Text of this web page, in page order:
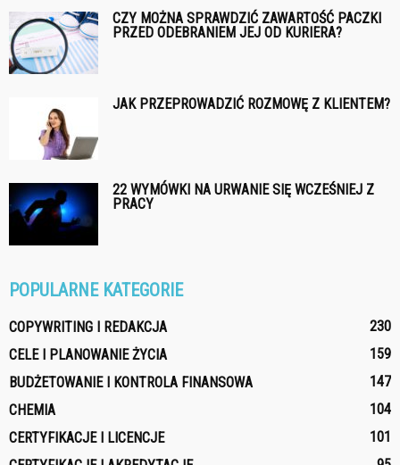
CZY MOŻNA SPRAWDZIĆ ZAWARTOŚĆ PACZKI
PRZED ODEBRANIEM JEJ OD KURIERA?
JAK PRZEPROWADZIĆ ROZMOWĘ Z KLIENTEM?
22 WYMÓWKI NA URWANIE SIĘ WCZEŚNIEJ Z
PRACY
POPULARNE KATEGORIE
COPYWRITING I REDAKCJA
230
CELE I PLANOWANIE ŻYCIA
159
BUDŻETOWANIE I KONTROLA FINANSOWA
147
CHEMIA
104
CERTYFIKACJE I LICENCJE
101